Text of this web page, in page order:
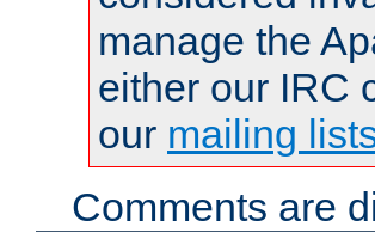
manage the
either our IRC
our mailing
Comments are